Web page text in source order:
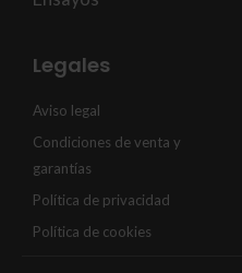
Legales
Aviso legal
Condiciones de venta y
garantías
Política de privacidad
Política de cookies